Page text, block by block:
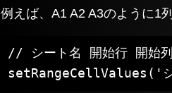
例えば、A1 A2 A3のように1
// シート名 開始行 開始